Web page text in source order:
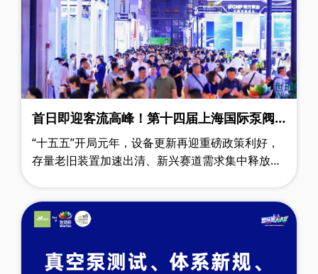
首日即迎客流高峰！第十四届上海国际泵阀
展盛大启幕，同心笃行奔赴下一个五年
“十五五”开局元年，设备更新再迎重磅政策利好，
存量老旧装置加速出清、新兴赛道需求集中释放。